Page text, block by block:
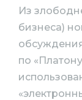
Из
бизнеса)
по